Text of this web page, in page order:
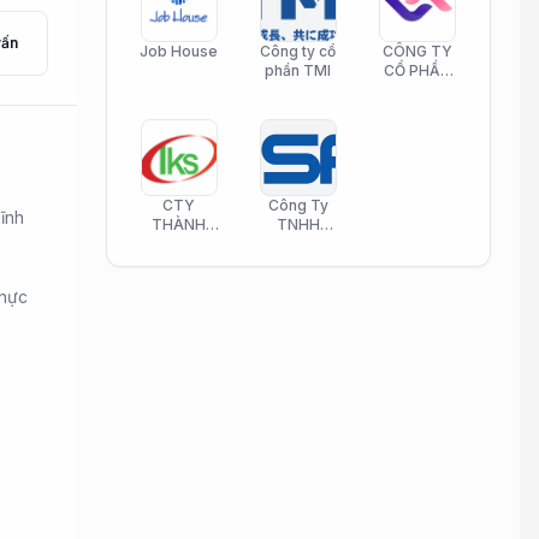
Job House
Công ty cổ
phần TMI
CÔNG TY
CỔ PHẦN
CTY
THÀNH
PHAMATECH
Công Ty
TNHH
Phần Mềm